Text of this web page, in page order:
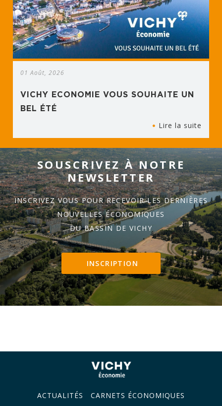
01 Août, 2026
VICHY ECONOMIE VOUS SOUHAITE UN
BEL ÉTÉ
Lire la suite
SOUSCRIVEZ À NOTRE
NEWSLETTER
INSCRIVEZ VOUS POUR RECEVOIR LES DERNIÈRES
NOUVELLES ÉCONOMIQUES
DU BASSIN DE VICHY
INSCRIPTION
ACTUALITÉS
CARNETS ÉCONOMIQUES